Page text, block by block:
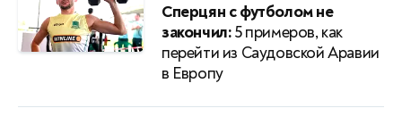
Сперцян с футболом не
закончил:5 примеров, как
перейти из Саудовской Аравии
в Европу